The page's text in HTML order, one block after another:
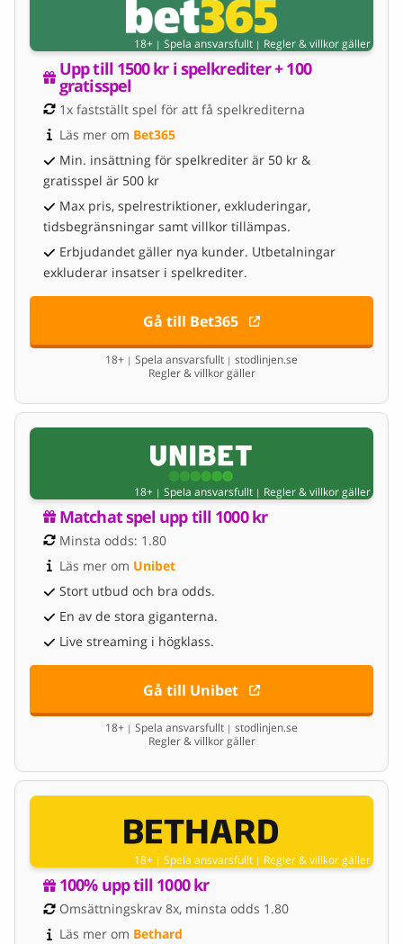
18+ | Spela ansvarsfullt | Regler & villkor gäller
Upp till 1500 kr i spelkrediter + 100
gratisspel
1x fastställt spel för att få spelkrediterna
Läs mer om Bet365
Min. insättning för spelkrediter är 50 kr &
gratisspel är 500 kr
Max pris, spelrestriktioner, exkluderingar,
tidsbegränsningar samt villkor tillämpas.
Erbjudandet gäller nya kunder. Utbetalningar
exkluderar insatser i spelkrediter.
Gå till Bet365
18+ | Spela ansvarsfullt | stodlinjen.se
Regler & villkor gäller
18+ | Spela ansvarsfullt | Regler & villkor gäller
Matchat spel upp till 1000 kr
Minsta odds: 1.80
Läs mer om Unibet
Stort utbud och bra odds.
En av de stora giganterna.
Live streaming i högklass.
Gå till Unibet
18+ | Spela ansvarsfullt | stodlinjen.se
Regler & villkor gäller
18+ | Spela ansvarsfullt | Regler & villkor gäller
100% upp till 1000 kr
Omsättningskrav 8x, minsta odds 1.80
Läs mer om Bethard